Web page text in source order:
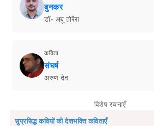
बुनकर
डॉ॰ अबू होरैरा
कविता
संघर्ष
अरुण देव
विशेष रचनाएँ
सुप्रसिद्ध कवियों की देशभक्ति कविताएँ